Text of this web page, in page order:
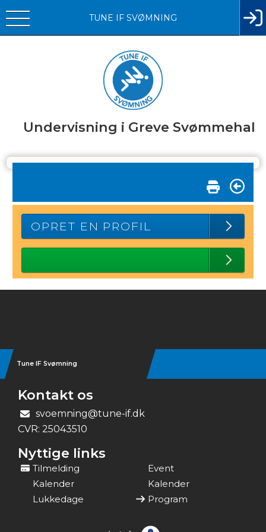
Undervisning i Greve Svømmehal
TUNE IF SVØMNING
OPRET EN PROFIL
Tune IF Svømning
Kontakt os
svoemning@tune-if.dk
CVR: 25043510
Nyttige links
Tilmelding
Event
Kalender
Kalender
Lukkedage
Program